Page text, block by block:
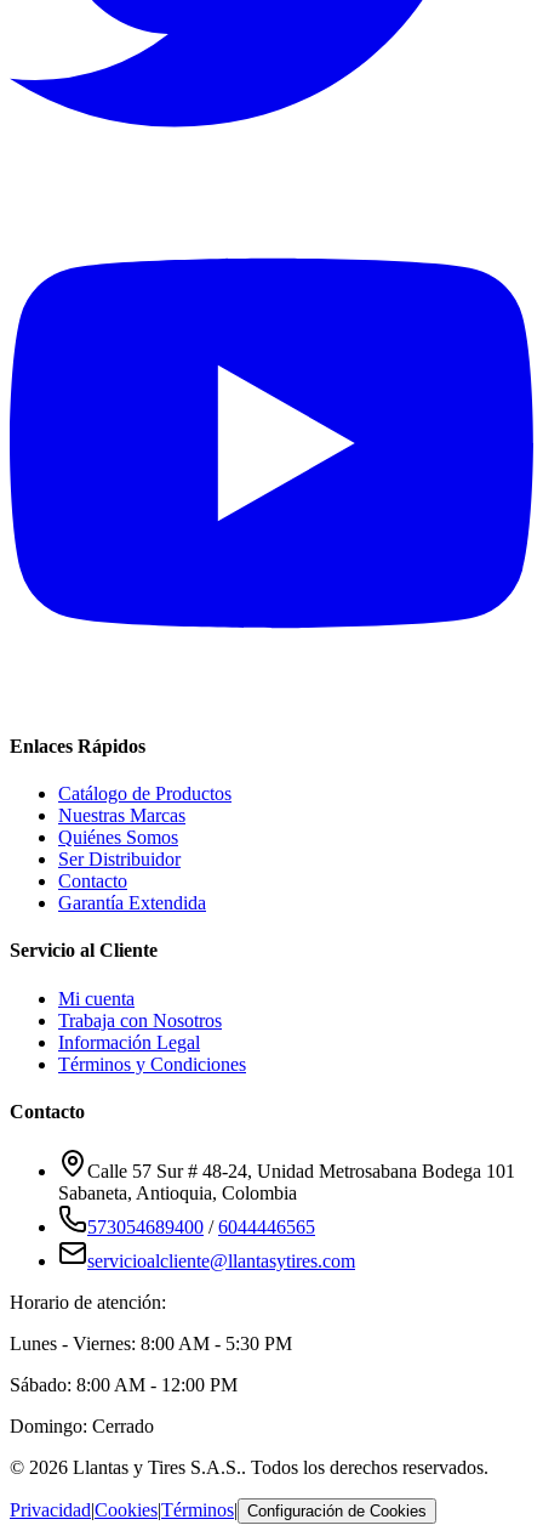
Enlaces Rápidos
Catálogo de Productos
Nuestras Marcas
Quiénes Somos
Ser Distribuidor
Contacto
Garantía Extendida
Servicio al Cliente
Mi cuenta
Trabaja con Nosotros
Información Legal
Términos y Condiciones
Contacto
Calle 57 Sur # 48-24, Unidad Metrosabana Bodega 101
Sabaneta, Antioquia, Colombia
573054689400 /6044446565
servicioalcliente@llantasytires.com
Horario de atención:
Lunes - Viernes: 8:00 AM - 5:30 PM
Sábado: 8:00 AM - 12:00 PM
Domingo: Cerrado
© 2026 Llantas y Tires S.A.S.. Todos los derechos reservados.
Privacidad|Cookies|Términos| Configuración de Cookies